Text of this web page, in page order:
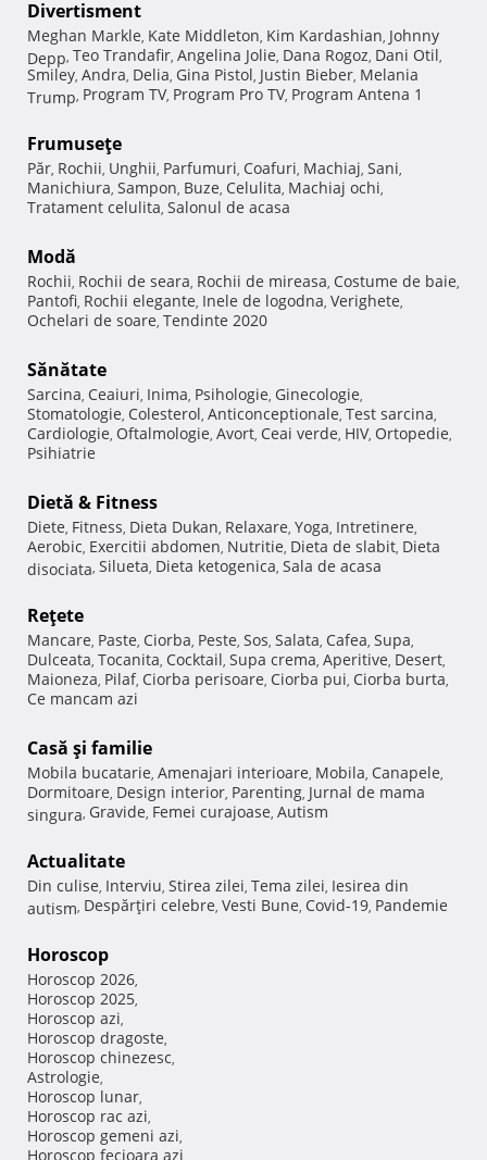
Divertisment
Meghan Markle, Kate Middleton, Kim Kardashian, Johnny
Depp, Teo Trandafir, Angelina Jolie, Dana Rogoz, Dani Otil,
Smiley, Andra, Delia, Gina Pistol, Justin Bieber, Melania
Trump, Program TV, Program Pro TV, Program Antena 1
Frumuseţe
Păr, Rochii, Unghii, Parfumuri, Coafuri, Machiaj, Sani,
Manichiura, Sampon, Buze, Celulita, Machiaj ochi,
Tratament celulita, Salonul de acasa
Modă
Rochii, Rochii de seara, Rochii de mireasa, Costume de baie,
Pantofi, Rochii elegante, Inele de logodna, Verighete,
Ochelari de soare, Tendinte 2020
Sănătate
Sarcina, Ceaiuri, Inima, Psihologie, Ginecologie,
Stomatologie, Colesterol, Anticonceptionale, Test sarcina,
Cardiologie, Oftalmologie, Avort, Ceai verde, HIV, Ortopedie,
Psihiatrie
Dietă & Fitness
Diete, Fitness, Dieta Dukan, Relaxare, Yoga, Intretinere,
Aerobic, Exercitii abdomen, Nutritie, Dieta de slabit, Dieta
disociata, Silueta, Dieta ketogenica, Sala de acasa
Reţete
Mancare, Paste, Ciorba, Peste, Sos, Salata, Cafea, Supa,
Dulceata, Tocanita, Cocktail, Supa crema, Aperitive, Desert,
Maioneza, Pilaf, Ciorba perisoare, Ciorba pui, Ciorba burta,
Ce mancam azi
Casă şi familie
Mobila bucatarie, Amenajari interioare, Mobila, Canapele,
Dormitoare, Design interior, Parenting, Jurnal de mama
singura, Gravide, Femei curajoase, Autism
Actualitate
Din culise, Interviu, Stirea zilei, Tema zilei, Iesirea din
autism, Despărţiri celebre, Vesti Bune, Covid-19, Pandemie
Horoscop
Horoscop 2026,
Horoscop 2025,
Horoscop azi,
Horoscop dragoste,
Horoscop chinezesc,
Astrologie,
Horoscop lunar,
Horoscop rac azi,
Horoscop gemeni azi,
Horoscop fecioara azi